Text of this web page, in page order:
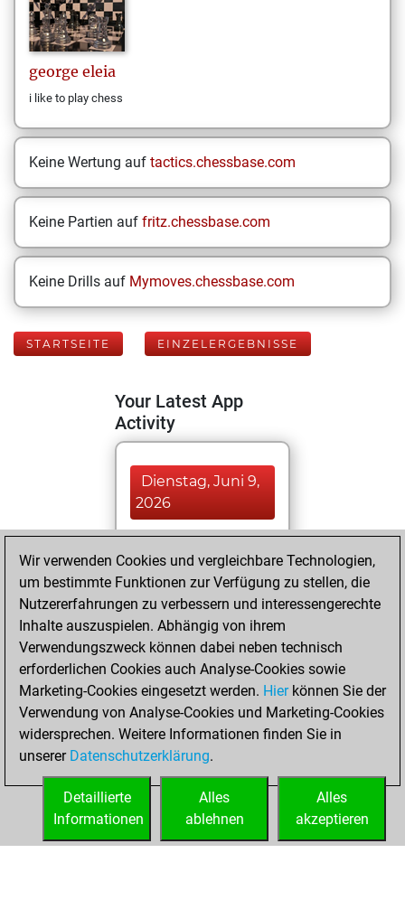
george eleia
i like to play chess
Keine Wertung auf tactics.chessbase.com
Keine Partien auf fritz.chessbase.com
Keine Drills auf Mymoves.chessbase.com
STARTSEITE EINZELERGEBNISSE
Your Latest App
Activity
Dienstag, Juni 9,
2026
You played 354
blitz games
Play
You scored
+138 =8 -208 in blitz
Samstag,
Dezember 9, 2023
You played 46
slow games
Play
You scored +23
=0 -23 in slow games
Wir verwenden Cookies und vergleichbare Technologien,
um bestimmte Funktionen zur Verfügung zu stellen, die
Nutzererfahrungen zu verbessern und interessengerechte
Inhalte auszuspielen. Abhängig von ihrem
Verwendungszweck können dabei neben technisch
erforderlichen Cookies auch Analyse-Cookies sowie
Marketing-Cookies eingesetzt werden. Hierkönnen Sie der
Verwendung von Analyse-Cookies und Marketing-Cookies
widersprechen. Weitere Informationen finden Sie in
unserer Datenschutzerklärung.
Alles
akzeptieren
Alles
ablehnen
Detaillierte
Informationen